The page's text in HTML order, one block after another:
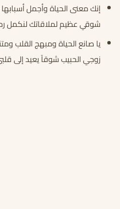
إنك معنى الحياة وأجمل
شوقي عظيم لملاقاتك لنكمل
يا صانع الحياة ومبهج القلب
زوجي الحبيب شوقاً يعيد إلى